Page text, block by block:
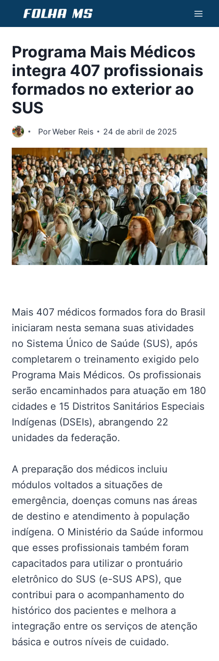
Conteúdo
Programa Mais Médicos
integra 407 profissionais
formados no exterior ao
SUS
PorWeber Reis 24 de abril de 2025
Mais 407 médicos formados fora do Brasil
iniciaram nesta semana suas atividades
no Sistema Único de Saúde (SUS), após
completarem o treinamento exigido pelo
Programa Mais Médicos. Os profissionais
serão encaminhados para atuação em 180
cidades e 15 Distritos Sanitários Especiais
Indígenas (DSEIs), abrangendo 22
unidades da federação.
A preparação dos médicos incluiu
módulos voltados a situações de
emergência, doenças comuns nas áreas
de destino e atendimento à população
indígena. O Ministério da Saúde informou
que esses profissionais também foram
capacitados para utilizar o prontuário
eletrônico do SUS (e-SUS APS), que
contribui para o acompanhamento do
histórico dos pacientes e melhora a
integração entre os serviços de atenção
básica e outros níveis de cuidado.